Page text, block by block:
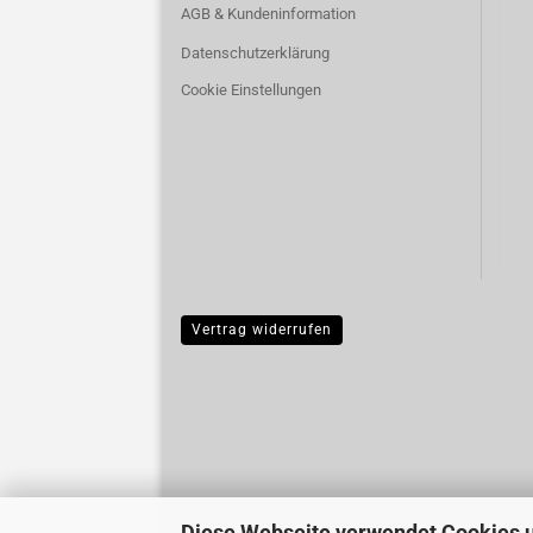
AGB & Kundeninformation
Datenschutzerklärung
Cookie Einstellungen
Vertrag widerrufen